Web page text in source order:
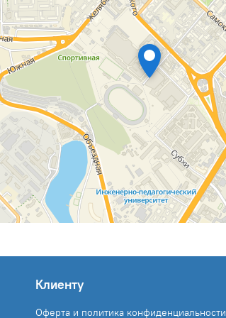
Клиенту
Оферта и политика конфиденциальности